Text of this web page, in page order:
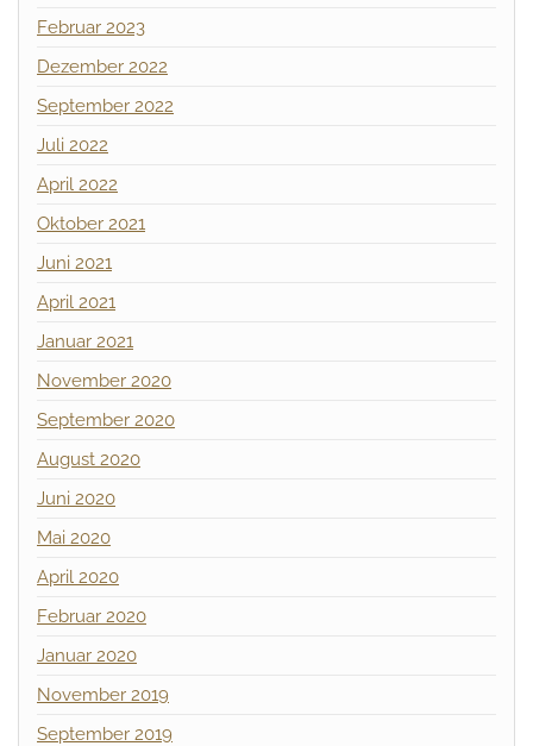
Februar 2023
Dezember 2022
September 2022
Juli 2022
April 2022
Oktober 2021
Juni 2021
April 2021
Januar 2021
November 2020
September 2020
August 2020
Juni 2020
Mai 2020
April 2020
Februar 2020
Januar 2020
November 2019
September 2019